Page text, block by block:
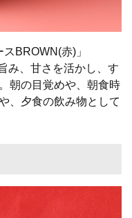
BROWN(赤)」
み、甘さを活かし、す
朝の目覚めや、朝食時
、夕食の飲み物として